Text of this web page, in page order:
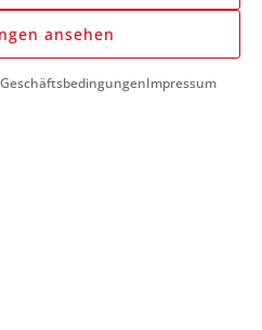
ansehen
Impressum